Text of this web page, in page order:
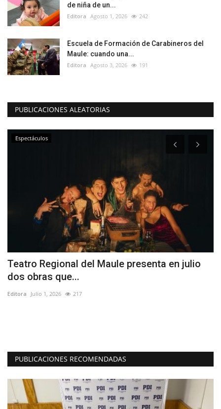
de niña de un...
Editora Agosto 1, 2026 242
Escuela de Formación de Carabineros del
Maule: cuando una...
Editora Agosto 3, 2026 191
PUBLICACIONES ALEATORIAS
Espectáculos
Teatro Regional del Maule presenta en julio
dos obras que...
Editora Julio 1, 2026 217
PUBLICACIONES RECOMENDADAS